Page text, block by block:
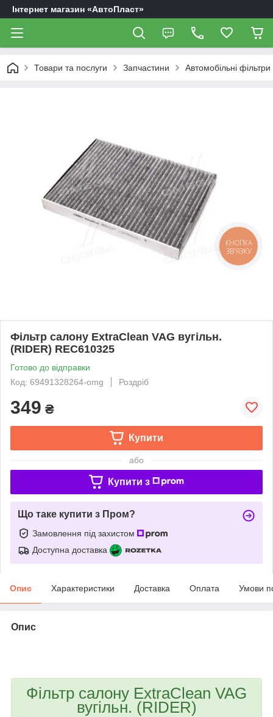
Інтернет магазин «АвтоПласт»
Товари та послуги Запчастини Автомобільні фільтри
Фільтр салону ExtraClean VAG вугільн.
(RIDER) REC610325
Готово до відправки
Код: 69491328264-omg
Роздріб
349 ₴
Купити
або
Купити з
Що таке купити з Пром?
Замовлення під захистом
Доступна доставка
Опис Характеристики Доставка Оплата Умови
Опис
Фільтр салону ExtraClean VAG
вугільн. (RIDER)
КНОПКА
ЗВ'ЯЗКУ